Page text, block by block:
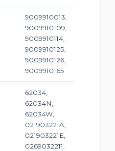
9009910013,
9009910109,
9009910114,
9009910125,
9009910126,
9009910165
62034,
62034N,
62034W,
021903221A,
021903221E,
0269032211,